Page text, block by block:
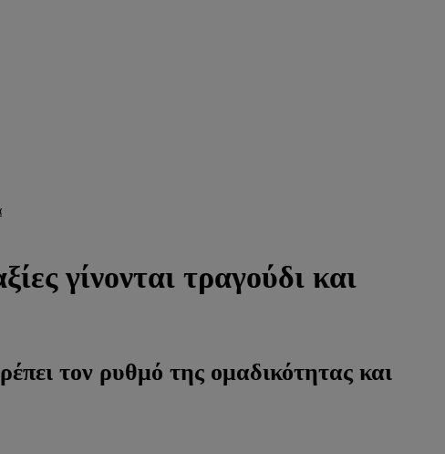
γίνονται τραγούδι και
τον ρυθμό της ομαδικότητας και